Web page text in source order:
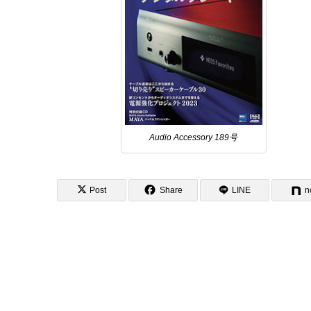
Audio Accessory 189号
Post Share LINE